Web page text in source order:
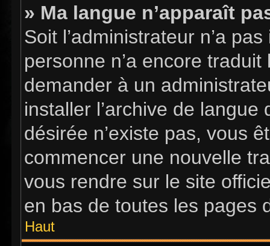
» Ma langue n’apparaît
Soit l’administrateur n’a
personne n’a encore
demander à un
installer l’archive de
désirée n’existe pas, vous
commencer une nouvelle
vous rendre sur le site
en bas de toutes les pages
Haut